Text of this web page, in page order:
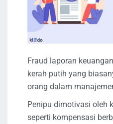
Fraud laporan
kerah putih yang
orang dalam
Penipu dimotivasi oleh
seperti kompensasi